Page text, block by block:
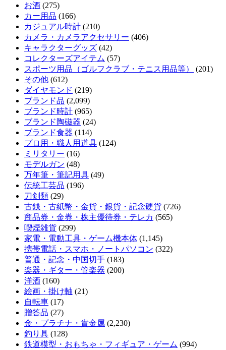
お酒 (275)
カー用品 (166)
カジュアル時計 (210)
カメラ・カメラアクセサリー (406)
キャラクターグッズ (42)
コレクターズアイテム (57)
スポーツ用品（ゴルフクラブ・テニス用品等）
(201)
その他 (612)
ダイヤモンド (219)
ブランド品 (2,099)
ブランド時計 (965)
ブランド陶磁器 (24)
ブランド食器 (114)
プロ用・職人用道具 (124)
ミリタリー (16)
モデルガン (48)
万年筆・筆記用具 (49)
伝統工芸品 (196)
刀剣類 (29)
古銭・古紙幣・金貨・銀貨・記念硬貨 (726)
商品券・金券・株主優待券・テレカ (565)
喫煙雑貨 (299)
家電・電動工具・ゲーム機本体 (1,145)
携帯電話・スマホ・ノートパソコン (322)
普通・記念・中国切手 (183)
楽器・ギター・管楽器 (200)
洋酒 (160)
絵画・掛け軸 (21)
自転車 (17)
贈答品 (27)
金・プラチナ・貴金属 (2,230)
釣り具 (128)
鉄道模型・おもちゃ・フィギュア・ゲーム (994)